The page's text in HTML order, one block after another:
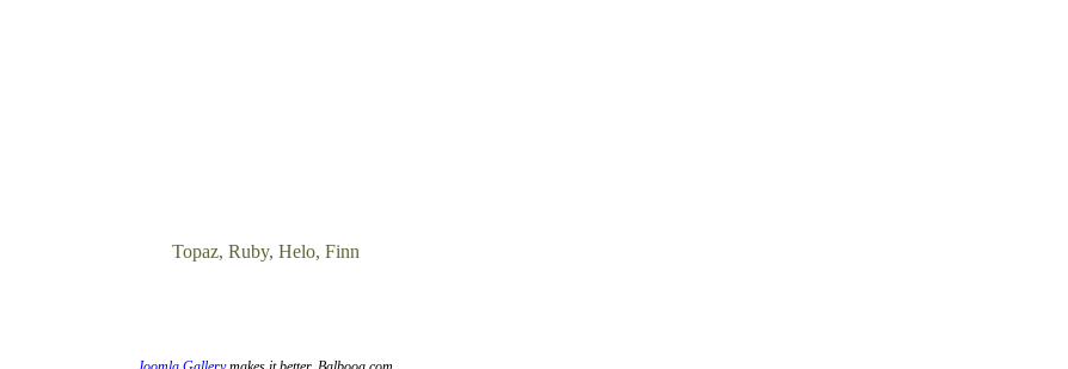
Topaz, Ruby, Helo, Finn